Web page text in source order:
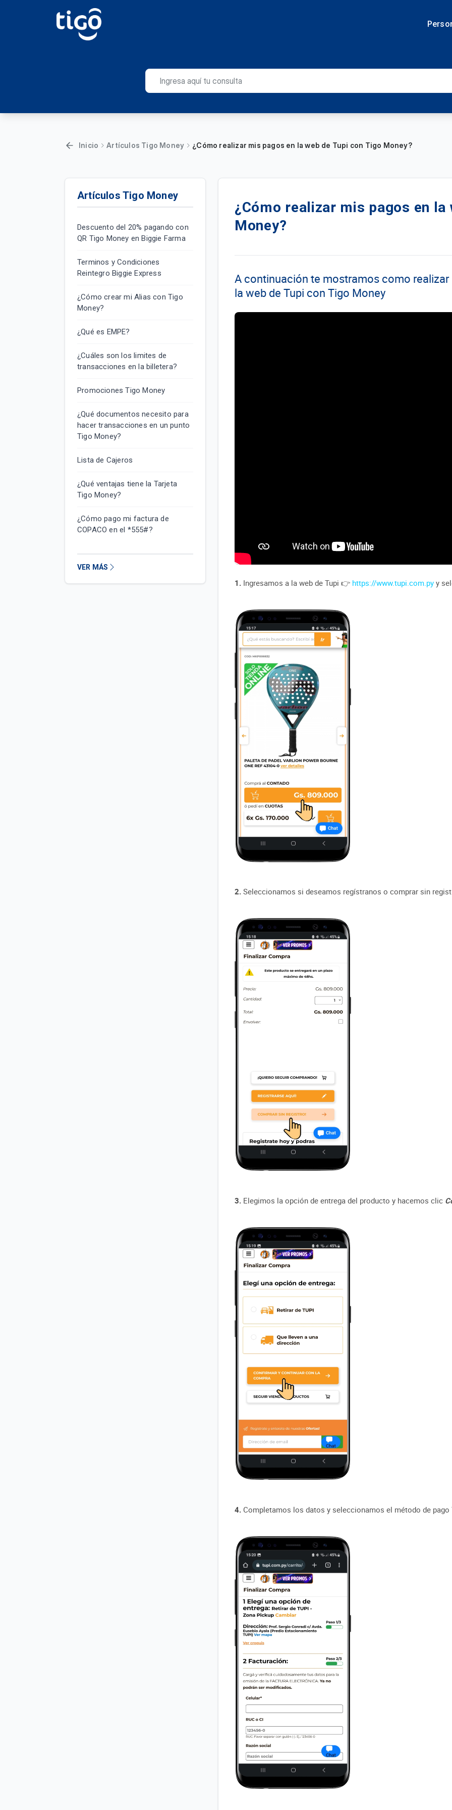
Inicio Artículos Tigo Money ¿Cómo realizar mis pagos en la web de Tupi con Tigo Money?
Artículos Tigo Money
Descuento del 20% pagando con
QR Tigo Money en Biggie Farma
Terminos y Condiciones
Reintegro Biggie Express
¿Cómo crear mi Alias con Tigo
Money?
¿Qué es EMPE?
¿Cuáles son los limites de
transacciones en la billetera?
Promociones Tigo Money
¿Qué documentos necesito para
hacer transacciones en un punto
Tigo Money?
Lista de Cajeros
¿Qué ventajas tiene la Tarjeta
Tigo Money?
¿Cómo pago mi factura de
COPACO en el *555#?
VER MÁS
¿Cómo realizar mis pagos en la
Money?
A continuación te mostramos como
la web de Tupi con Tigo Money
1. Ingresamos a la web de Tupi 👉 https://www.tupi.com.py y
2. Seleccionamos si deseamos regístranos o comprar sin
3. Elegimos la opción de entrega del producto y hacemos clic
4. Completamos los datos y seleccionamos el método de pago